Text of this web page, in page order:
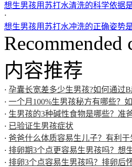
想生男孩用苏打水清洗的科学依据
·
想生男孩用苏打水冲洗的正确姿势
Recommended
内容推荐
· 孕囊长宽差多少生男孩?如何通过
· 一个月100%生男孩秘方有哪些？
· 生男孩的3种碱性食物是哪些？准
· 已验证生男孩症状
· 爸爸什么体质容易生儿子？有利于
· 排卵期3个点更容易生男孩吗？想
· 排卵3个点容易生男孩吗？排卵后